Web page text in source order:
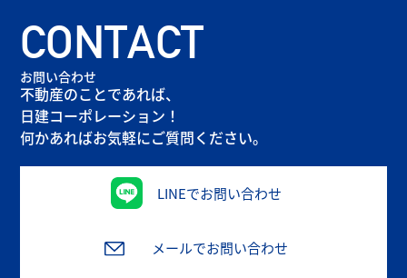
CONTACT
お問い合わせ
不動産のことであれば、
日建コーポレーション！
何かあればお気軽にご質問ください。
LINEでお問い合わせ
メールでお問い合わせ